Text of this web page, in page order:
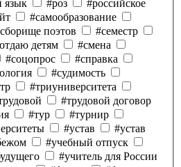
язык #роз
#российское
#самообразование
поэтов
#семестр
детям
#смена
#соцопрос
#справка
#судимость
#триуниверситета
#трудовой договор
#тур
#турнир
#устав
#устав
#учебный отпуск
#учитель для России